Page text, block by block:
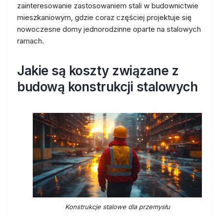
zainteresowanie zastosowaniem stali w budownictwie
mieszkaniowym, gdzie coraz częściej projektuje się
nowoczesne domy jednorodzinne oparte na stalowych
ramach.
Jakie są koszty związane z
budową konstrukcji stalowych
Konstrukcje stalowe dla przemysłu